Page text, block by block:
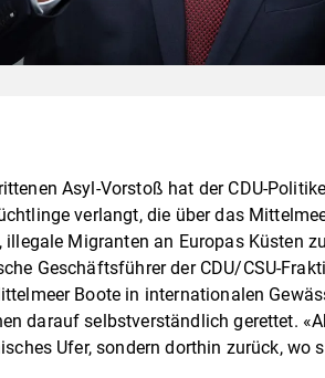
Asyl-Vorstoß hat der CDU-
verlangt, die über das
Migranten an Europas Küsten
Geschäftsführer der CDU/CSU-
Boote in internationalen
darauf selbstverständlich gerettet.
Ufer, sondern dorthin zurück, wo